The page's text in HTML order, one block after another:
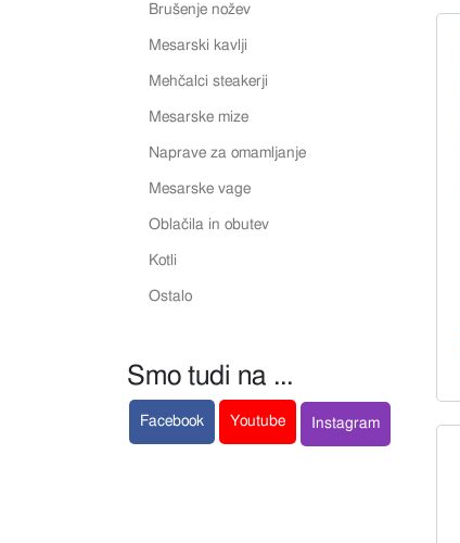
Brušenje nožev
Mesarski kavlji
Mehčalci steakerji
Mesarske mize
Naprave za omamljanje
Mesarske vage
Oblačila in obutev
Kotli
Ostalo
Smo tudi na ...
Facebook Youtube Instagram